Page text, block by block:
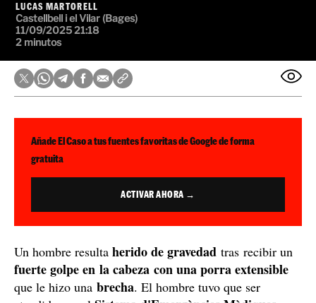
LUCAS MARTORELL
Castellbell i el Vilar (Bages)
11/09/2025 21:18
2 minutos
Añade El Caso a tus fuentes favoritas de Google de forma
gratuita
ACTIVAR AHORA →
Un hombre resulta herido de gravedad tras recibir un
fuerte golpe en la cabeza con una porra extensible
que le hizo una brecha. El hombre tuvo que ser